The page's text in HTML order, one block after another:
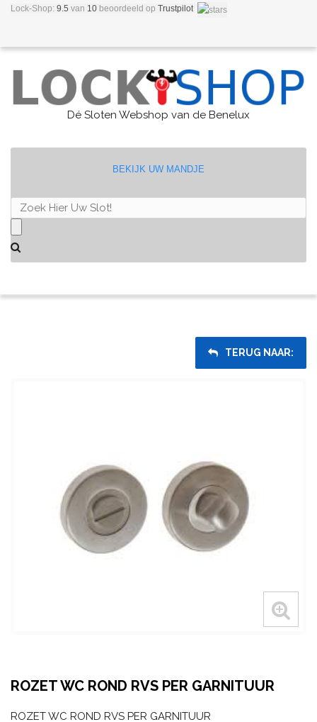
Lock-Shop: 9.5 van 10 beoordeeld op Trustpilot
Dé Sloten Webshop van de Benelux
BEKIJK UW MANDJE
TERUG NAAR:
ROZET WC ROND RVS PER GARNITUUR
ROZET WC ROND RVS PER GARNITUUR